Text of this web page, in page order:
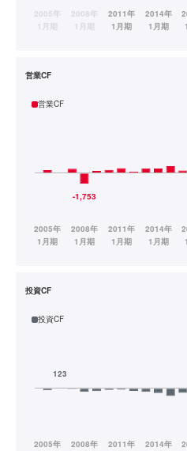
営業CF
営業CF
投資CF
投資CF